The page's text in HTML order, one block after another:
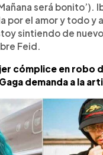
será bonito’).
por el amor y todo y
sintiendo de
Feid.
cómplice en robo
demanda a la